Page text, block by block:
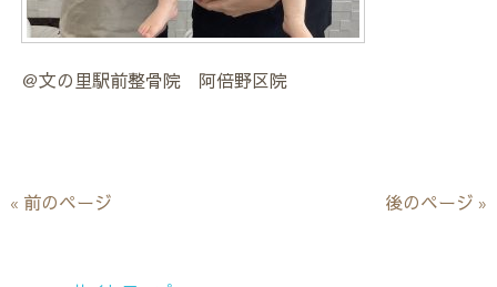
＠文の里駅前整骨院 阿倍野区院
« 前のページ 後のページ »